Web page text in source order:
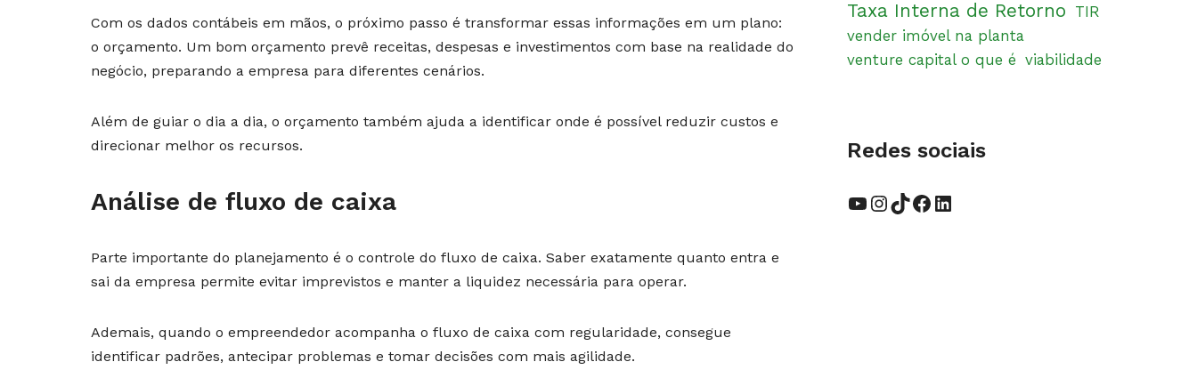
Com os dados contábeis em mãos, o próximo passo é transformar essas informações em um plano:
o orçamento. Um bom orçamento prevê receitas, despesas e investimentos com base na realidade do
negócio, preparando a empresa para diferentes cenários.
Além de guiar o dia a dia, o orçamento também ajuda a identificar onde é possível reduzir custos e
direcionar melhor os recursos.
Análise de fluxo de caixa
Parte importante do planejamento é o controle do fluxo de caixa. Saber exatamente quanto entra e
sai da empresa permite evitar imprevistos e manter a liquidez necessária para operar.
Ademais, quando o empreendedor acompanha o fluxo de caixa com regularidade, consegue
identificar padrões, antecipar problemas e tomar decisões com mais agilidade.
Taxa Interna de Retorno TIR
vender imóvel na planta
venture capital o que é viabilidade
Redes sociais